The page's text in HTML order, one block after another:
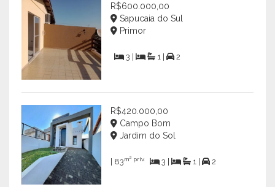
R$600.000,00
Sapucaia do Sul
Primor
3 | 1 | 2
R$420.000,00
Campo Bom
Jardim do Sol
| 83m² priv. 3 | 1 | 2